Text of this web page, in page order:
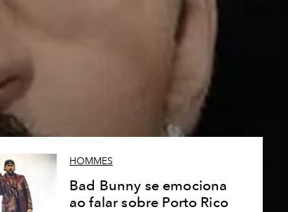
HOMMES
Bad Bunny se emociona
ao falar sobre Porto Rico